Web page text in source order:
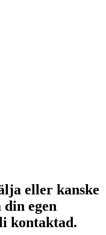
eller kanske
egen
kontaktad.